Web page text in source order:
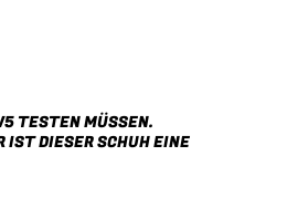
TESTEN MÜSSEN.
IST DIESER SCHUH EINE